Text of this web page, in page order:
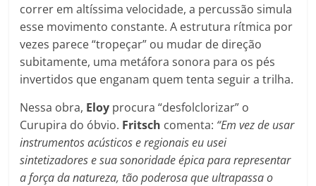
correr em altíssima velocidade, a percussão simula
esse movimento constante. A estrutura rítmica por
vezes parece “tropeçar” ou mudar de direção
subitamente, uma metáfora sonora para os pés
invertidos que enganam quem tenta seguir a trilha.
Nessa obra, Eloy procura “desfolclorizar” o
Curupira do óbvio. Fritsch comenta: “Em vez de usar
instrumentos acústicos e regionais eu usei
sintetizadores e sua sonoridade épica para representar
a força da natureza, tão poderosa que ultrapassa o